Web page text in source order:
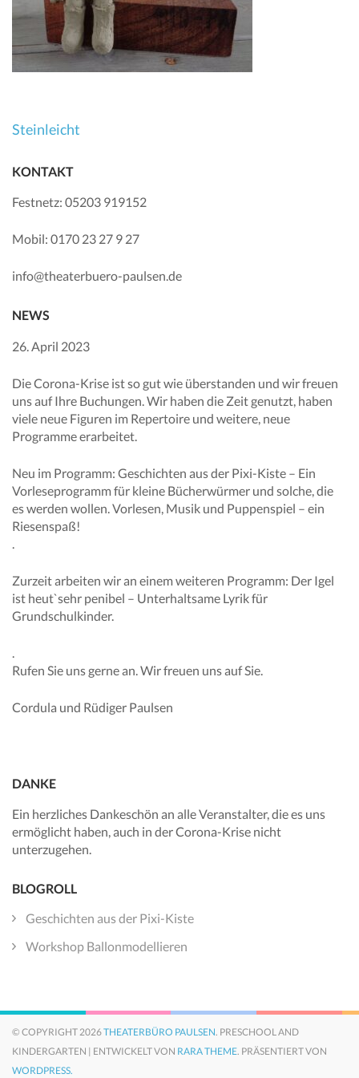
Beitragsnavigation
Steinleicht
KONTAKT
Festnetz: 05203 919152
Mobil: 0170 23 27 9 27
info@theaterbuero-paulsen.de
NEWS
26. April 2023
Die Corona-Krise ist so gut wie überstanden und wir freuen
uns auf Ihre Buchungen. Wir haben die Zeit genutzt, haben
viele neue Figuren im Repertoire und weitere, neue
Programme erarbeitet.
Neu im Programm: Geschichten aus der Pixi-Kiste – Ein
Vorleseprogramm für kleine Bücherwürmer und solche, die
es werden wollen. Vorlesen, Musik und Puppenspiel – ein
Riesenspaß!
Zurzeit arbeiten wir an einem weiteren Programm: Der Igel
ist heut`sehr penibel – Unterhaltsame Lyrik für
Grundschulkinder.
Rufen Sie uns gerne an. Wir freuen uns auf Sie.
Cordula und Rüdiger Paulsen
DANKE
Ein herzliches Dankeschön an alle Veranstalter, die es uns
ermöglicht haben, auch in der Corona-Krise nicht
unterzugehen.
BLOGROLL
Geschichten aus der Pixi-Kiste
Workshop Ballonmodellieren
© COPYRIGHT 2026THEATERBÜRO PAULSEN. PRESCHOOL AND
KINDERGARTEN | ENTWICKELT VON RARA THEME. PRÄSENTIERT VON
WORDPRESS.